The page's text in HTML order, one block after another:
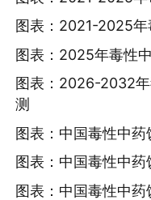
图表：2021-2025
图表：2025年毒性
图表：2026-2032
测
图表：中国毒性中
图表：中国毒性中
图表：中国毒性中